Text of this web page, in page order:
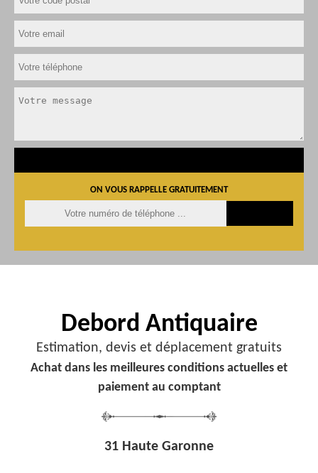
ON VOUS RAPPELLE GRATUITEMENT
Debord Antiquaire
Estimation, devis et déplacement gratuits
Achat dans les meilleures conditions actuelles et
paiement au comptant
31 Haute Garonne